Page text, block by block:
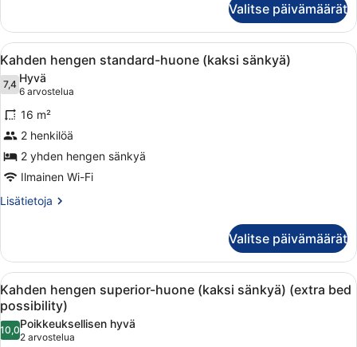
standard-
huone
Valitse päivämäärät
Avaa
kaikki
huonetyypin
Kahden
hengen
standard-
huone
(kaksi
sänkyä)
Hotellihuone, jossa on kaksi
3
Kahden hengen standard-huone (kaksi sänkyä)
7,47,4 kautta 10
Hyvä
6 arvostelua
(6
arvostelua)
16 m²
2 henkilöä
2 yhden hengen sänkyä
Ilmainen Wi-Fi
Lisätietoja
Lisätietoja
standard-
huone
(kaksi
sänkyä)
Valitse päivämäärät
Avaa
kaikki
huonetyypin
Kahden
Hotellihuone, jossa on kaksi
1
Kahden hengen superior-huone (kaksi sänkyä) (extra bed
possibility)
10,010,0 kautta 10
Poikkeuksellisen hyvä
2 arvostelua
(2